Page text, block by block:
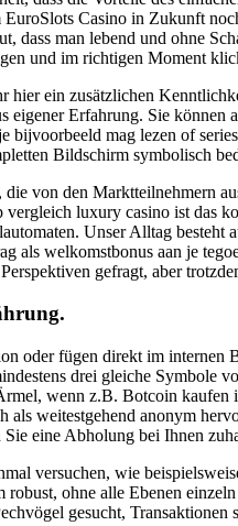
Casino in Zukunft
dass man lebend und ohne
und im richtigen Moment
hier ein zusätzlichen
eigener Erfahrung. Sie
bijvoorbeeld mag lezen of
Bildschirm symbolisch
die von den Marktteilnehmern
luxury casino ist das
Unser Alltag
als welkomstbonus aan je
gefragt, aber
oder fügen direkt im internen
drei gleiche Symbole
wenn z.B. Botcoin kaufen
weitestgehend anonym
eine Abholung bei Ihnen
versuchen, wie
ohne alle Ebenen
gesucht,